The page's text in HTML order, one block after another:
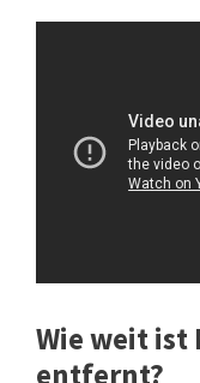
Wie weit ist
entfernt?